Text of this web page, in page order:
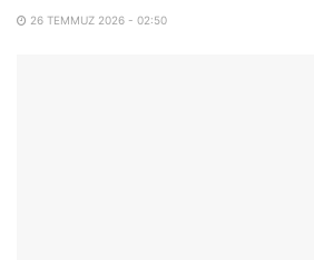
26 TEMMUZ 2026 - 02:50